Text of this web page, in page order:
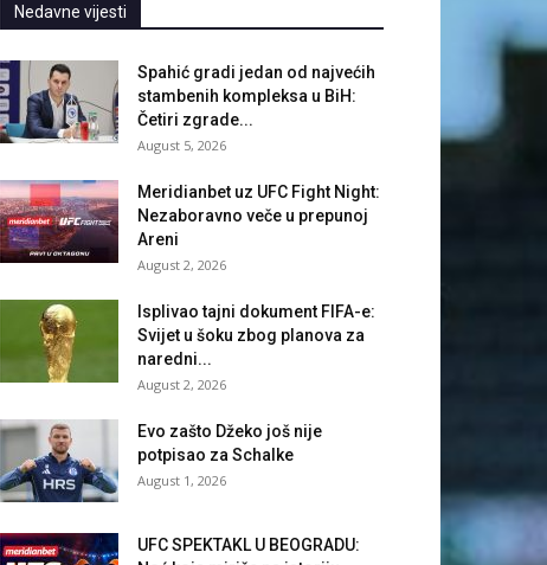
Nedavne vijesti
Spahić gradi jedan od najvećih
stambenih kompleksa u BiH:
Četiri zgrade...
August 5, 2026
Meridianbet uz UFC Fight Night:
Nezaboravno veče u prepunoj
Areni
August 2, 2026
Isplivao tajni dokument FIFA-e:
Svijet u šoku zbog planova za
naredni...
August 2, 2026
Evo zašto Džeko još nije
potpisao za Schalke
August 1, 2026
UFC SPEKTAKL U BEOGRADU: